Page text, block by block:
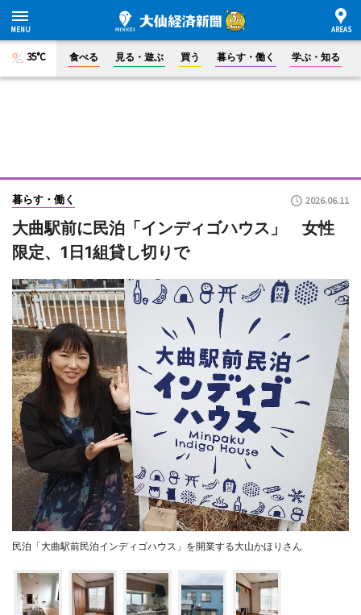
35°C 食べる 見る・遊ぶ 買う 暮らす・働く 学ぶ・知る
暮らす・働く 2026.06.11
大曲駅前に民泊「インディゴハウス」 女性
限定、1日1組貸し切りで
民泊「大曲駅前民泊インディゴハウス」を開業する大山かほりさん